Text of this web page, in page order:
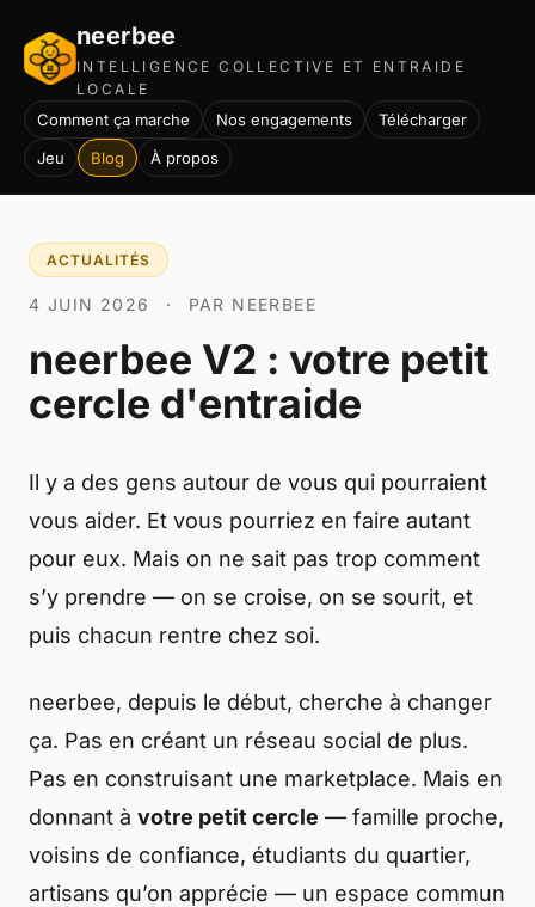
neerbee
INTELLIGENCE COLLECTIVE ET ENTRAIDE
LOCALE
Comment ça marche Nos engagements
Télécharger
Jeu
Blog À propos
ACTUALITÉS
4 JUIN 2026 · PAR NEERBEE
neerbee V2 : votre petit
cercle d'entraide
Il y a des gens autour de vous qui pourraient
vous aider. Et vous pourriez en faire autant
pour eux. Mais on ne sait pas trop comment
s’y prendre — on se croise, on se sourit, et
puis chacun rentre chez soi.
neerbee, depuis le début, cherche à changer
ça. Pas en créant un réseau social de plus.
Pas en construisant une marketplace. Mais en
donnant à votre petit cercle — famille proche,
voisins de confiance, étudiants du quartier,
artisans qu’on apprécie — un espace commun